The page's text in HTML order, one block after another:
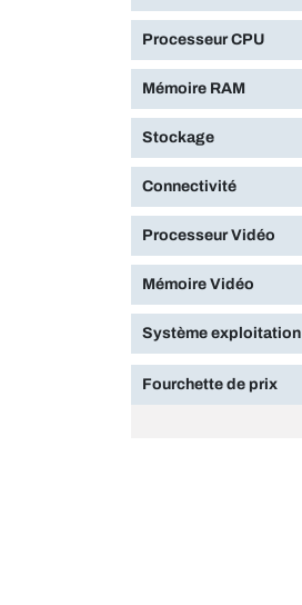
Processeur CPU
Mémoire RAM
Stockage
Connectivité
Processeur Vidéo
Mémoire Vidéo
Système exploitation
Fourchette de prix